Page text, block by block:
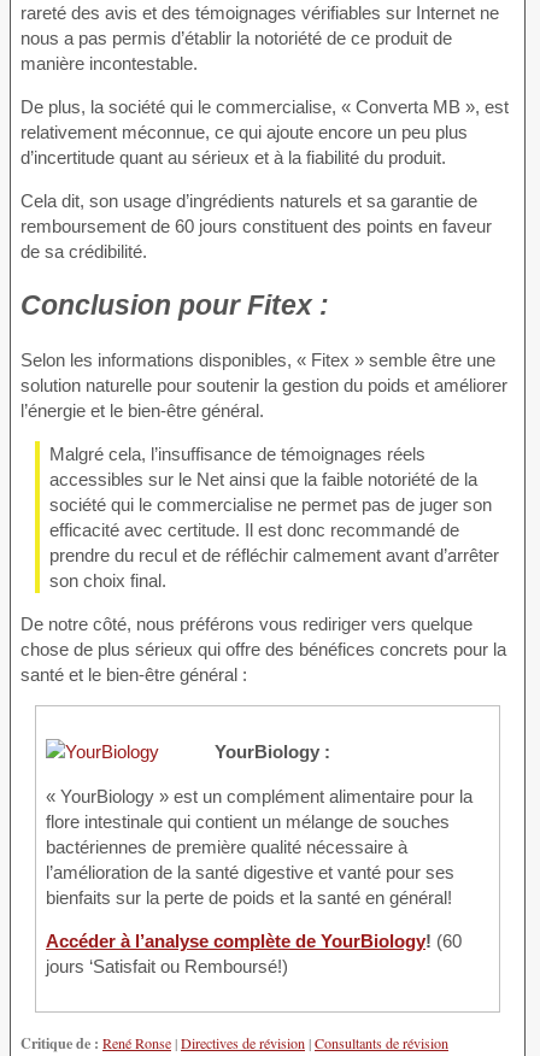
rareté des avis et des témoignages vérifiables sur Internet ne
nous a pas permis d’établir la notoriété de ce produit de
manière incontestable.
De plus, la société qui le commercialise, « Converta MB », est
relativement méconnue, ce qui ajoute encore un peu plus
d’incertitude quant au sérieux et à la fiabilité du produit.
Cela dit, son usage d’ingrédients naturels et sa garantie de
remboursement de 60 jours constituent des points en faveur
de sa crédibilité.
Conclusion pourFitex :
Selon les informations disponibles, « Fitex » semble être une
solution naturelle pour soutenir la gestion du poids et améliorer
l’énergie et le bien-être général.
Malgré cela, l’insuffisance de témoignages réels
accessibles sur le Net ainsi que la faible notoriété de la
société qui le commercialise ne permet pas de juger son
efficacité avec certitude. Il est donc recommandé de
prendre du recul et de réfléchir calmement avant d’arrêter
son choix final.
De notre côté, nous préférons vous rediriger vers quelque
chose de plus sérieux qui offre des bénéfices concrets pour la
santé et le bien-être général :
YourBiology :
« YourBiology » est un complément alimentaire pour la
flore intestinale qui contient un mélange de souches
bactériennes de première qualité nécessaire à
l’amélioration de la santé digestive et vanté pour ses
bienfaits sur la perte de poids et la santé en général!
Accéder à l’analyse complète de YourBiology! (60
jours ‘Satisfait ou Remboursé!)
Critique de : René Ronse|Directives de révision|Consultants de révision